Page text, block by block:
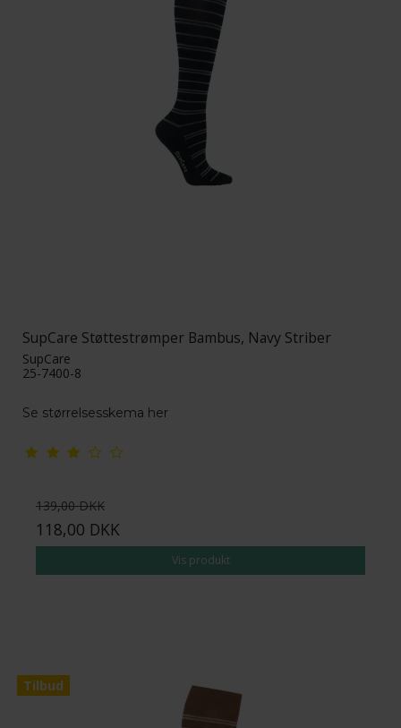
SupCare Støttestrømper Bambus, Navy Striber
SupCare
25-7400-8
Se størrelsesskema her
139,00 DKK
118,00 DKK
Vis produkt
Tilbud